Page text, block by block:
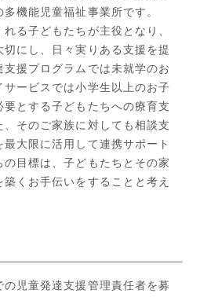
機能児童福祉事業所です。
る子どもたちが主役となり、
にし、日々実りある支援を提
援プログラムでは未就学のお
ービスでは小学生以上のお子
とする子どもたちへの療育支
そのご家族に対しても相談支
大限に活用して連携サポート
目標は、子どもたちとその家
くお手伝いをすることと考え
児童発達支援管理責任者を募